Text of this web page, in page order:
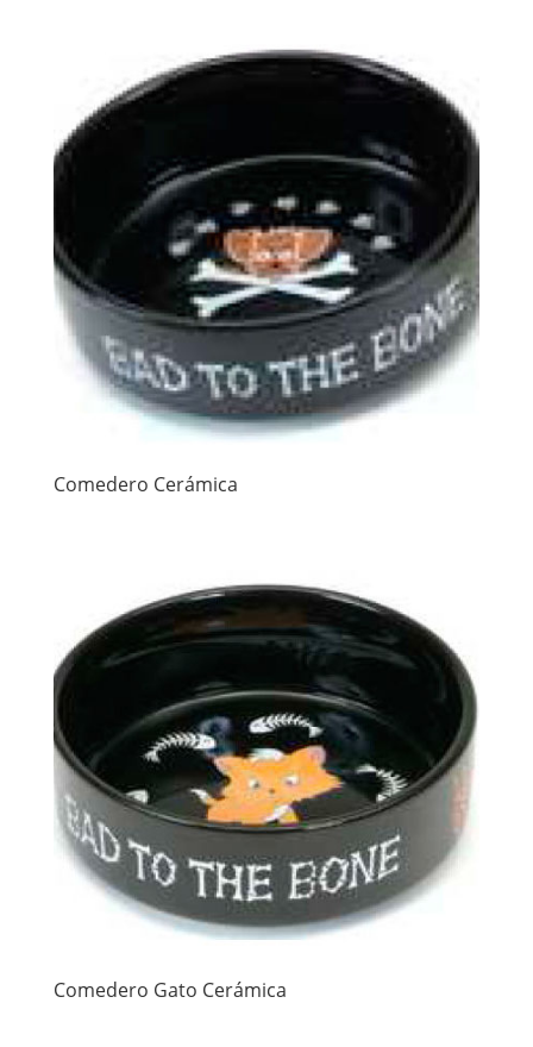
Comedero Cerámica
Comedero Gato Cerámica